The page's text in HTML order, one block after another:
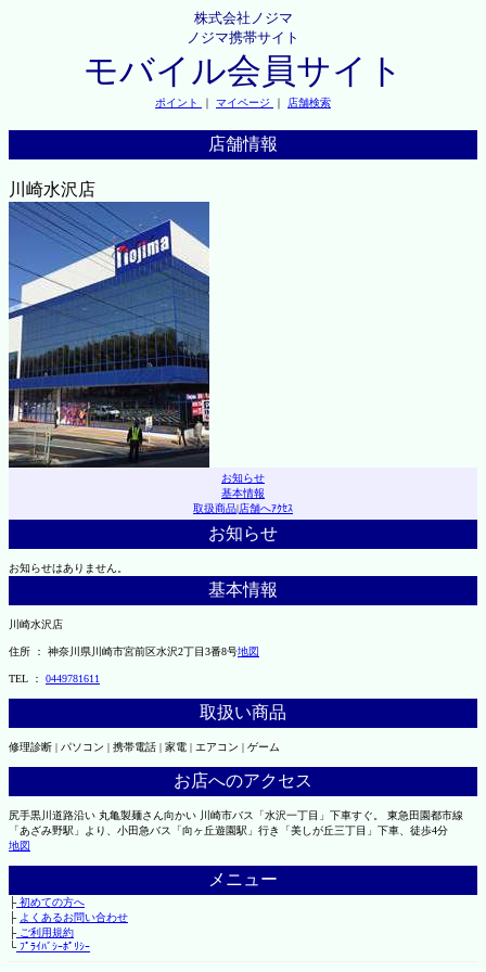
株式会社ノジマ
ノジマ携帯サイト
モバイル会員サイト
ポイント ｜ マイページ ｜ 店舗検索
店舗情報
川崎水沢店
お知らせ
基本情報
取扱商品|店舗へｱｸｾｽ
お知らせ
お知らせはありません。
基本情報
川崎水沢店
住所 ： 神奈川県川崎市宮前区水沢2丁目3番8号地図
TEL ： 0449781611
取扱い商品
修理診断 | パソコン | 携帯電話 | 家電 | エアコン | ゲーム
お店へのアクセス
尻手黒川道路沿い 丸亀製麺さん向かい 川崎市バス「水沢一丁目」下車すぐ。 東急田園都市線
「あざみ野駅」より、小田急バス「向ヶ丘遊園駅」行き「美しが丘三丁目」下車、徒歩4分
地図
メニュー
├初めての方へ
├ よくあるお問い合わせ
├ご利用規約
└ﾌﾟﾗｲﾊﾞｼｰﾎﾟﾘｼｰ